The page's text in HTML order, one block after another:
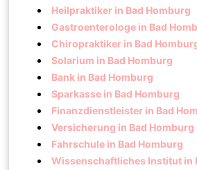
Heilpraktiker in Bad Homburg
Gastroenterologe in Bad
Chiropraktiker in Bad
Solarium in Bad Homburg
Bank in Bad Homburg
Sparkasse in Bad Homburg
Finanzdienstleister in Bad
Versicherung in Bad Homburg
Fahrschule in Bad Homburg
Wissenschaftliches Institut in